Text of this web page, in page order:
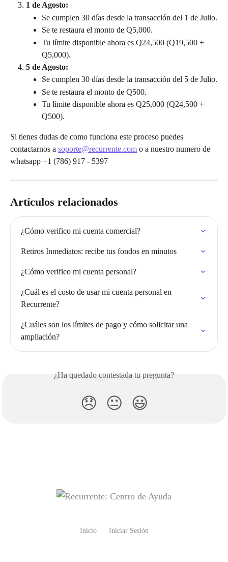
1 de Agosto:
Se cumplen 30 días desde la transacción del 1 de Julio.
Se te restaura el monto de Q5,000.
Tu límite disponible ahora es Q24,500 (Q19,500 +
Q5,000).
5 de Agosto:
Se cumplen 30 días desde la transacción del 5 de Julio.
Se te restaura el monto de Q500.
Tu límite disponible ahora es Q25,000 (Q24,500 +
Q500).
Si tienes dudas de como funciona este proceso puedes
contactarnos a soporte@recurrente.com o a nuestro numero de
whatsapp +1 (786) 917 - 5397
Artículos relacionados
¿Cómo verifico mi cuenta comercial?
Retiros Inmediatos: recibe tus fondos en minutos
¿Cómo verifico mi cuenta personal?
¿Cuál es el costo de usar mi cuenta personal en
Recurrente?
¿Cuáles son los límites de pago y cómo solicitar una
ampliación?
¿Ha quedado contestada tu pregunta?
😞 😐 😃
Inicio Iniciar Sesión